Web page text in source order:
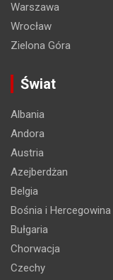
Warszawa
Wrocław
Zielona Góra
Świat
Albania
Andora
Austria
Azejberdżan
Belgia
Bośnia i Hercegowina
Bułgaria
Chorwacja
Czechy